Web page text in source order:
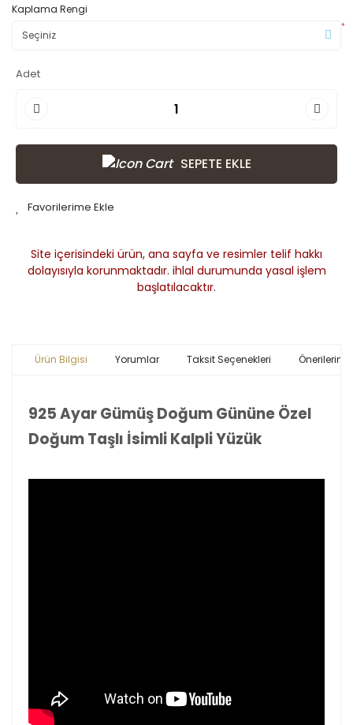
Kaplama Rengi
*
Adet
SEPETE EKLE
Site içerisindeki ürün, ana sayfa ve resimler telif hakkı
dolayısıyla korunmaktadır. ihlal durumunda yasal işlem
başlatılacaktır.
Ürün Bilgisi Yorumlar Taksit Seçenekleri Önerileriniz
925 Ayar Gümüş Doğum Gününe Özel
Doğum Taşlı İsimli Kalpli Yüzük